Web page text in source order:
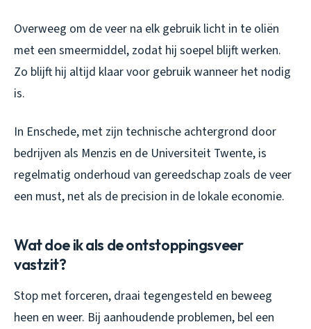
Overweeg om de veer na elk gebruik licht in te oliën
met een smeermiddel, zodat hij soepel blijft werken.
Zo blijft hij altijd klaar voor gebruik wanneer het nodig
is.
In Enschede, met zijn technische achtergrond door
bedrijven als Menzis en de Universiteit Twente, is
regelmatig onderhoud van gereedschap zoals de veer
een must, net als de precision in de lokale economie.
Wat doe ik als de ontstoppingsveer
vastzit?
Stop met forceren, draai tegengesteld en beweeg
heen en weer. Bij aanhoudende problemen, bel een